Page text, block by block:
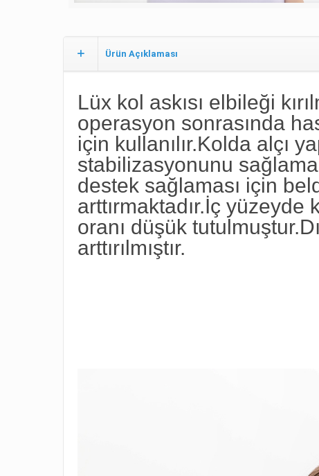
Ürün Açıklaması
Lüx kol askısı elbileği
operasyon sonrasında
için kullanılır.Kolda alçı
stabilizasyonunu
destek sağlaması için
arttırmaktadır.İç
oranı düşük
arttırılmıştır.